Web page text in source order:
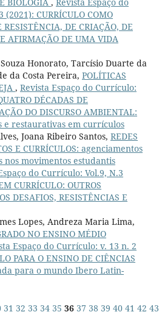
CURRÍCULO COMO
DE CRIAÇÃO, DE
AFIRMAÇÃO DE UMA VIDA
Honorato, Tarcísio Duarte da
da Costa Pereira, POLÍTICAS
, Revista Espaço do Currículo:
DÉCADAS DE
DO DISCURSO AMBIENTAL:
e restaurativas em currículos
Joana Ribeiro Santos, REDES
E CURRÍCULOS: agenciamentos
nos movimentos estudantis
do Currículo: Vol.9, N.3
CURRÍCULO: OUTROS
DESAFIOS, RESISTÊNCIAS E
Lopes, Andreza Maria Lima,
NO ENSINO MÉDIO
Espaço do Currículo: v. 13 n. 2
PARA O ENSINO DE CIÊNCIAS
para o mundo Ibero Latin-
31 32 33 34 35 36 37 38 39 40 41 42 43